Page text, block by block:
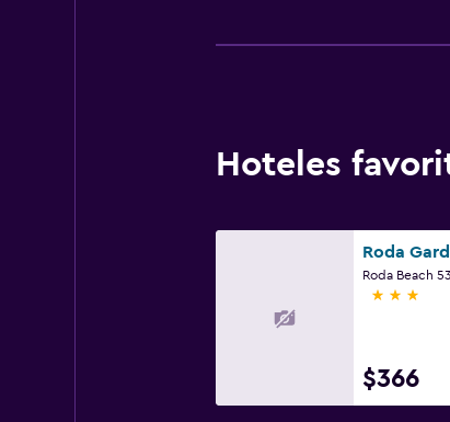
Hoteles
Roda
Roda Beach
3 estrellas
$366